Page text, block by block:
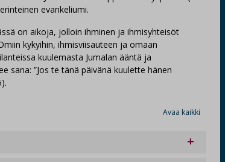
evankeliumi.
on aikoja, jolloin ihminen ja ihmisyhteisöt
kykyihin, ihmisviisauteen ja omaan
kuulemasta Jumalan ääntä ja
sana: ”Jos te tänä päivänä kuulette hänen
Avaa kaikki